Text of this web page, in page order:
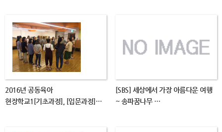
2016년 공동육아
현장학교1[기초과정], [입문과정]…
[SBS] 세상에서 가장 아름다운 여행
~ 송파꿈나무 …